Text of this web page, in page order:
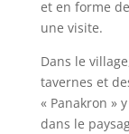
et en forme
une visite.
Dans le
tavernes et
« Panakron »
dans le